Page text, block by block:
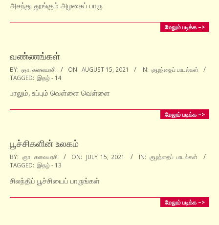
அசந்து தூங்கும் அழகைப் பாரு
மேலும் படிக்க –>
வண்ணங்கள்
2021-
08-
15
BY: ஞா. கலையரசி ON: AUGUST 15, 2021 IN: குழந்தைப் பாடல்கள்
TAGGED: இதழ் - 14
பாலும், உப்பும் வெள்ளை வெள்ளை
மேலும் படிக்க –>
பூச்சிகளின் உலகம்
2021-
07-
15
BY: ஞா. கலையரசி ON: JULY 15, 2021 IN: குழந்தைப் பாடல்கள்
TAGGED: இதழ் - 13
சிலந்திப் பூச்சியைப் பாருங்கள்
மேலும் படிக்க –>